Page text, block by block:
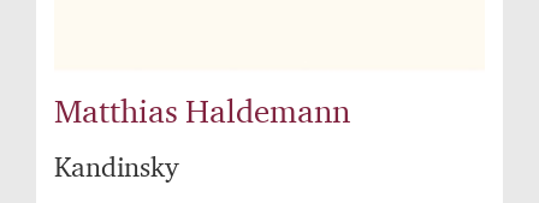
Matthias Haldemann
Kandinsky